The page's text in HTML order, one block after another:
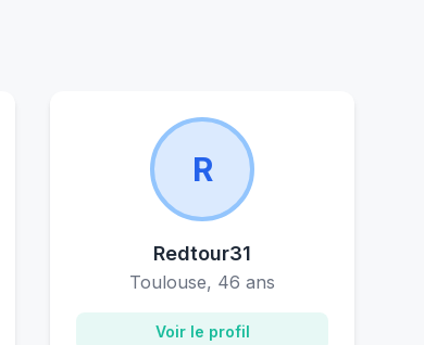
R
Redtour31
Toulouse, 46 ans
Voir le profil